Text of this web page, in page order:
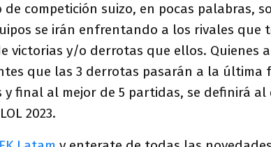
de competición suizo, en pocas palabras,
se irán enfrentando a los rivales que
victorias y/o derrotas que ellos. Quienes
que las 3 derrotas pasarán a la última
y final al mejor de 5 partidas, se definirá al
2023.